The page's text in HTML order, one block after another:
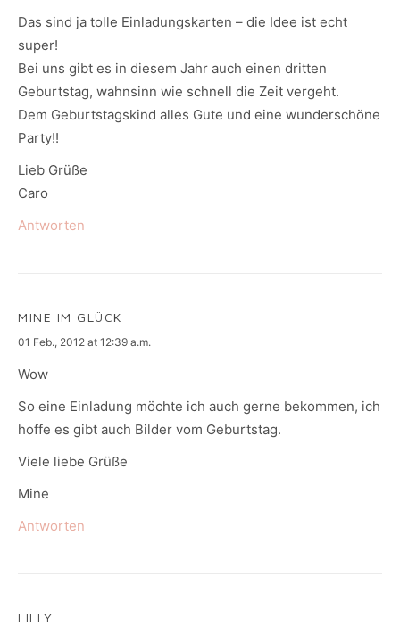
Das sind ja tolle Einladungskarten – die Idee ist echt
super!
Bei uns gibt es in diesem Jahr auch einen dritten
Geburtstag, wahnsinn wie schnell die Zeit vergeht.
Dem Geburtstagskind alles Gute und eine wunderschöne
Party!!
Lieb Grüße
Caro
Antworten
MINE IM GLÜCK
says:
01 Feb., 2012 at 12:39 a.m.
Wow
So eine Einladung möchte ich auch gerne bekommen, ich
hoffe es gibt auch Bilder vom Geburtstag.
Viele liebe Grüße
Mine
Antworten
LILLY